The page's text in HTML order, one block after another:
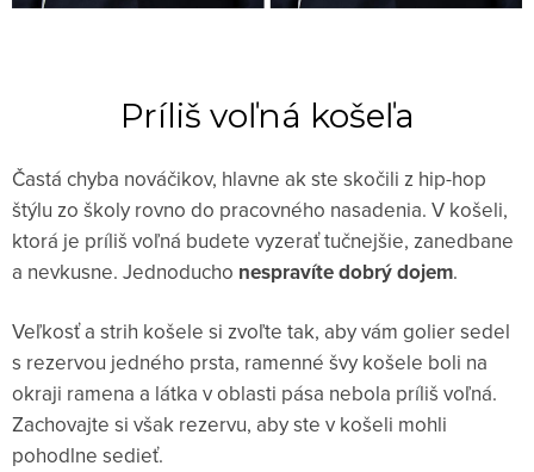
Príliš voľná košeľa
Častá chyba nováčikov, hlavne ak ste skočili z hip-hop
štýlu zo školy rovno do pracovného nasadenia. V košeli,
ktorá je príliš voľná budete vyzerať tučnejšie, zanedbane
a nevkusne. Jednoducho nespravíte dobrý dojem.
Veľkosť a strih košele si zvoľte tak, aby vám golier sedel
s rezervou jedného prsta, ramenné švy košele boli na
okraji ramena a látka v oblasti pása nebola príliš voľná.
Zachovajte si však rezervu, aby ste v košeli mohli
pohodlne sedieť.